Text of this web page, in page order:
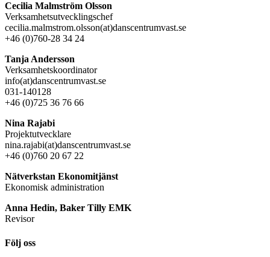
Cecilia Malmström Olsson
Verksamhetsutvecklingschef
cecilia.malmstrom.olsson(at)danscentrumvast.se
+46 (0)760-28 34 24
Tanja Andersson
Verksamhetskoordinator
info(at)danscentrumvast.se
031-140128
+46 (0)725 36 76 66
Nina Rajabi
Projektutvecklare
nina.rajabi(at)danscentrumvast.se
+46 (0)760 20 67 22
Nätverkstan Ekonomitjänst
Ekonomisk administration
Anna Hedin, Baker Tilly EMK
Revisor
Följ oss